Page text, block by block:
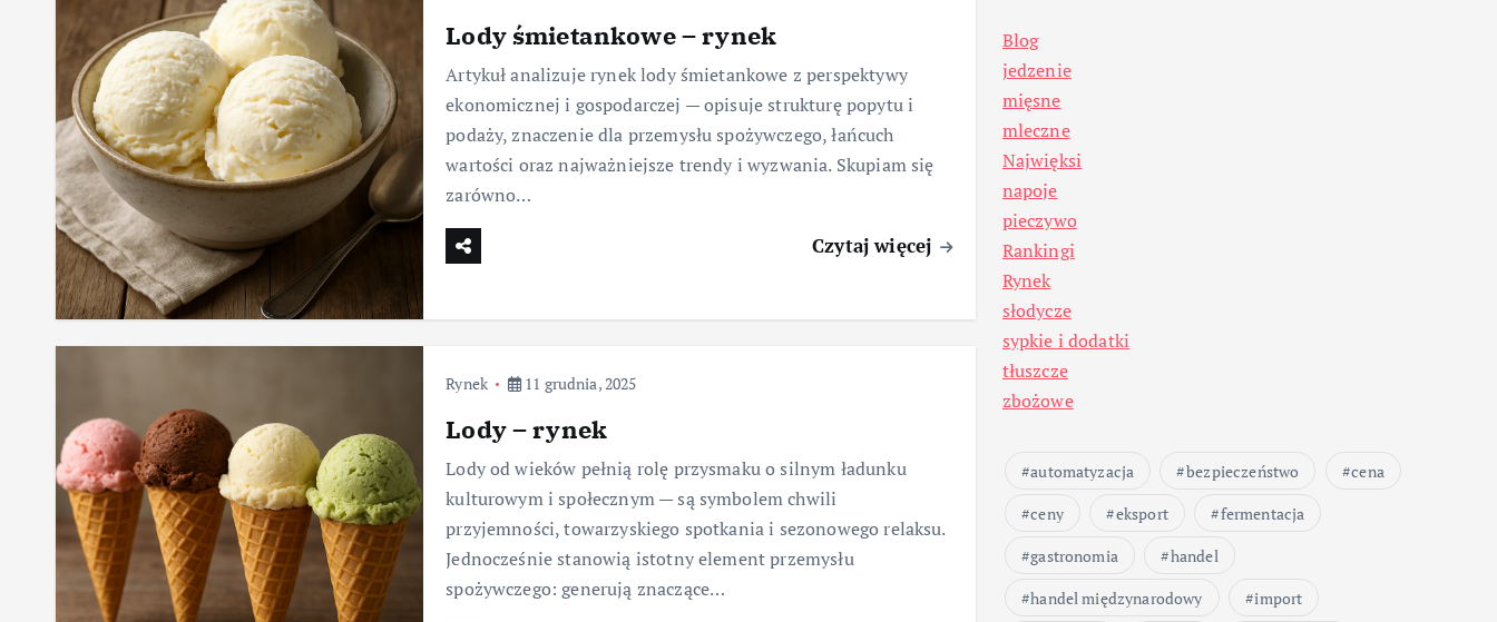
Lody śmietankowe – rynek
Artykuł analizuje rynek lody śmietankowe z perspektywy
ekonomicznej i gospodarczej — opisuje strukturę popytu i
podaży, znaczenie dla przemysłu spożywczego, łańcuch
wartości oraz najważniejsze trendy i wyzwania. Skupiam się
zarówno…
Czytaj więcej
Rynek 11 grudnia, 2025
Lody – rynek
Lody od wieków pełnią rolę przysmaku o silnym ładunku
kulturowym i społecznym — są symbolem chwili
przyjemności, towarzyskiego spotkania i sezonowego relaksu.
Jednocześnie stanowią istotny element przemysłu
spożywczego: generują znaczące…
Blog
jedzenie
mięsne
mleczne
Najwięksi
napoje
pieczywo
Rankingi
Rynek
słodycze
sypkie i dodatki
tłuszcze
zbożowe
automatyzacja bezpieczeństwo
cena
ceny
eksport
fermentacja
gastronomia
handel
handel międzynarodowy
import